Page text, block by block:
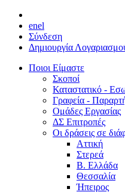
enel
Σύνδεση
Δημιουργία
Ποιοι Είμαστε
Σκοποί
Καταστατικό -
Γραφεία -
Ομάδες Εργασίας
ΔΣ Επιτροπές
Οι δράσεις σε
Αττική
Στερεά
Β. Ελλάδα
Θεσσαλία
Ήπειρος